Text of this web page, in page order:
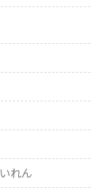
れん